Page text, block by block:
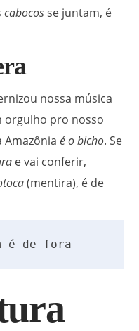
cabocos se juntam, é
nossa música
orgulho pro nosso
Amazôniaé o bicho.Se
e vai conferir,
(mentira), é de
é de fora